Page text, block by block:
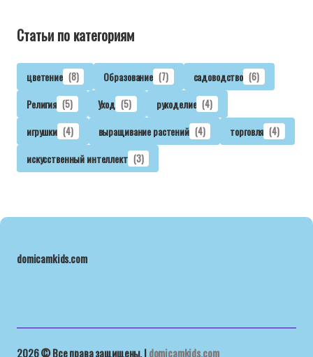
Статьи по категориям
цветение (8) Образование (7) садоводство (6)
Религия (5) Уход (5) рукоделие (4)
игрушки (4) выращивание растений (4) торговля (4)
искусственный интеллект (3)
domicamkids.com
2026 © Все права защищены. |domicamkids.com